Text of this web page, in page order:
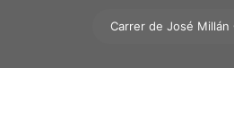
Carrer de José